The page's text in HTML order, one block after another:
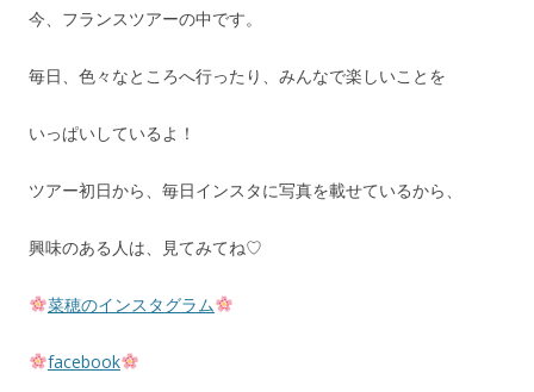
今、フランスツアーの中です。
毎日、色々なところへ行ったり、みんなで楽しいことを
いっぱいしているよ！
ツアー初日から、毎日インスタに写真を載せているから、
興味のある人は、見てみてね♡
菜穂のインスタグラム
facebook